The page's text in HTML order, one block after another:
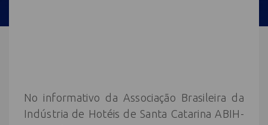
No informativo da Associação Brasileira da
Indústria de Hotéis de Santa Catarina ABIH-